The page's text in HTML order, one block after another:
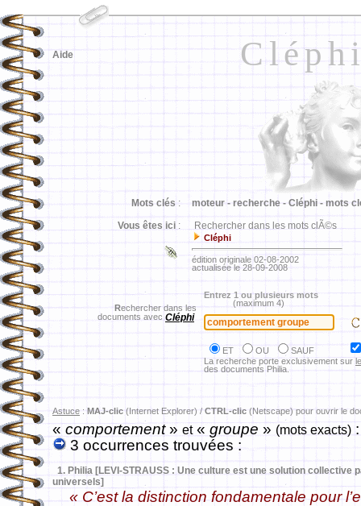
Aide
Mots clés : moteur - recherche - Cléphi - mots
Vous êtes ici : Rechercher dans les mots clÃ©s
Cléphi
édition originale 02-08-2002
actualisée le 28-09-2008
Rechercher dans les
documents avec Cléphi
Entrez 1 ou plusieurs mots
(maximum 4)
ET OU
SAUF
La recherche porte exclusivement sur
des documents Philia.
Astuce : MAJ-clic (Internet Explorer) / CTRL-clic (Netscape) pour ouvrir le
«comportement» et« groupe » (mots exacts) :
3 occurrences trouvées :
1. Philia [LEVI-STRAUSS : Une culture est une solution collective
universels]
« C’est la distinction fondamentale pour